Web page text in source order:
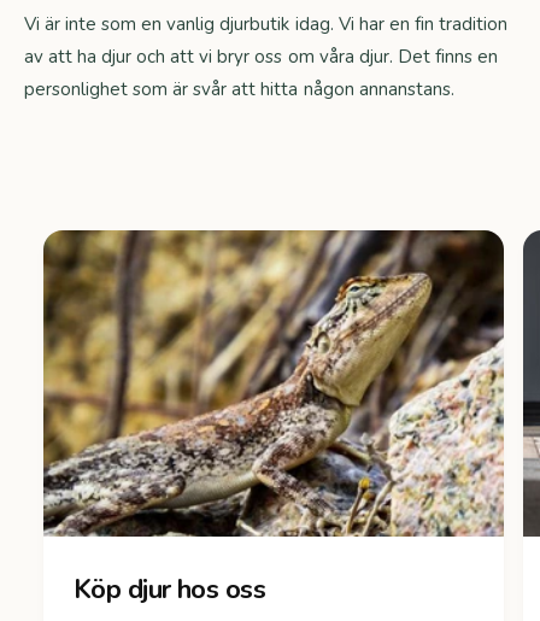
Vi är inte som en vanlig djurbutik idag. Vi har en fin tradition
av att ha djur och att vi bryr oss om våra djur. Det finns en
personlighet som är svår att hitta någon annanstans.
Köp djur hos oss